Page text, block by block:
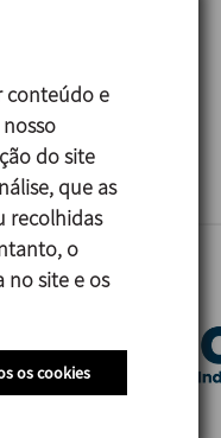
CIBUSTEC
Parma - Italy
conteúdo e
do site
que as
recolhidas
o
no site e os
os cookies